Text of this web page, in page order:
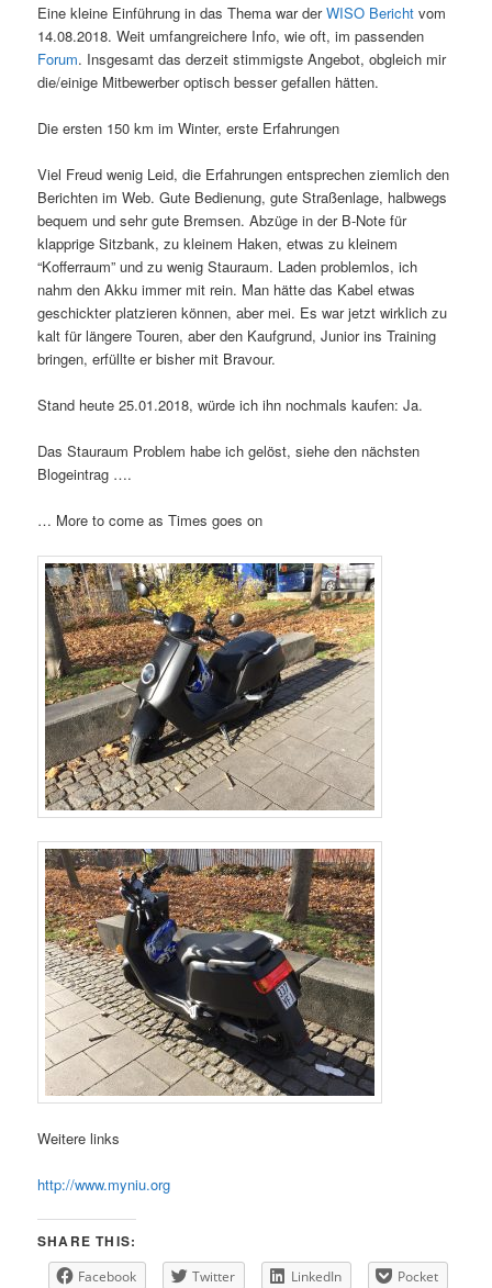
Eine kleine Einführung in das Thema war derWISO Bericht vom
14.08.2018. Weit umfangreichere Info, wie oft, im passenden
Forum. Insgesamt das derzeit stimmigste Angebot, obgleich mir
die/einige Mitbewerber optisch besser gefallen hätten.
Die ersten 150 km im Winter, erste Erfahrungen
Viel Freud wenig Leid, die Erfahrungen entsprechen ziemlich den
Berichten im Web. Gute Bedienung, gute Straßenlage, halbwegs
bequem und sehr gute Bremsen. Abzüge in der B-Note für
klapprige Sitzbank, zu kleinem Haken, etwas zu kleinem
“Kofferraum” und zu wenig Stauraum. Laden problemlos, ich
nahm den Akku immer mit rein. Man hätte das Kabel etwas
geschickter platzieren können, aber mei. Es war jetzt wirklich zu
kalt für längere Touren, aber den Kaufgrund, Junior ins Training
bringen, erfüllte er bisher mit Bravour.
Stand heute 25.01.2018, würde ich ihn nochmals kaufen: Ja.
Das Stauraum Problem habe ich gelöst, siehe den nächsten
Blogeintrag ….
… More to come as Times goes on
Weitere links
http://www.myniu.org
SHARE THIS:
Facebook Twitter LinkedIn Pocket